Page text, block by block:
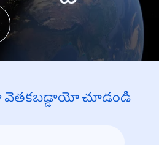
వెతకబడ్డాయో చూడండి